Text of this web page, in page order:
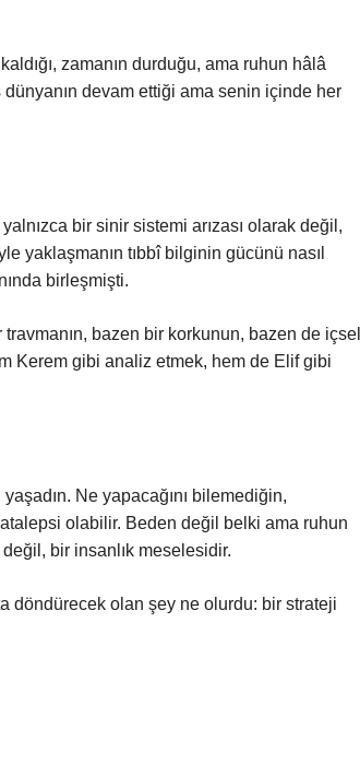
zamanın durduğu, ama ruhun hâlâ
dünyanın devam ettiği ama senin içinde her
bir sinir sistemi arızası olarak değil,
yaklaşmanın tıbbî bilginin gücünü nasıl
birleşmişti.
bazen bir korkunun, bazen de içsel
Kerem gibi analiz etmek, hem de Elif gibi
Ne yapacağını bilemediğin,
olabilir. Beden değil belki ama ruhun
bir insanlık meselesidir.
döndürecek olan şey ne olurdu: bir strateji